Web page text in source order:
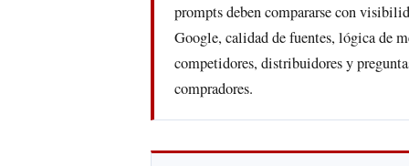
prompts deben compararse con
Google, calidad de fuentes, lógica de
competidores, distribuidores y
compradores.